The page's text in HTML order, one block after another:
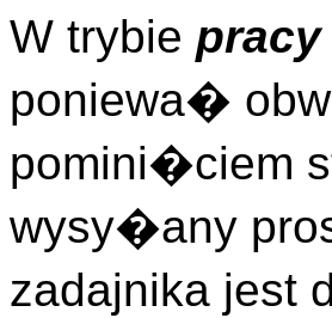
W trybie
poniewa�
pomini�ciem
wysy�any
zadajnika jest